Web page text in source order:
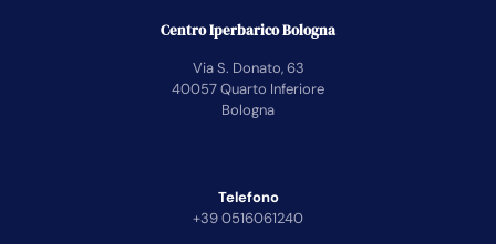
Centro Iperbarico Bologna
Via S. Donato, 63
40057 Quarto Inferiore
Bologna
Telefono
+39 0516061240